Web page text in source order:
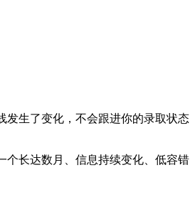
生了变化，不会跟进你的录取状
长达数月、信息持续变化、低容